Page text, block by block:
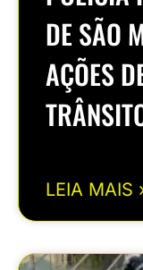
DE SÃO
AÇÕES
LEIA MAIS